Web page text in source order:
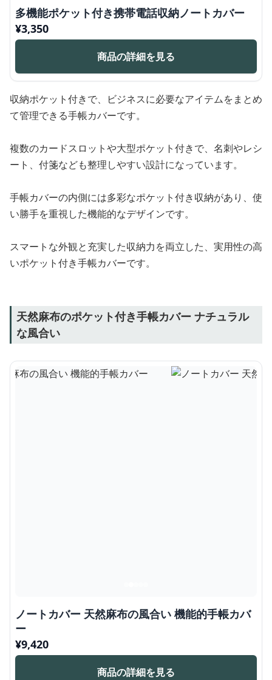
多機能ポケット付き携帯電話収納ノートカバー
¥3,350
商品の詳細を見る
収納ポケット付きで、ビジネスに必要なアイテムをまとめ
て管理できる手帳カバーです。
複数のカードスロットや大型ポケット付きで、名刺やレシ
ート、付箋なども整理しやすい設計になっています。
手帳カバーの内側には多彩なポケット付き収納があり、使
い勝手を重視した機能的なデザインです。
スマートな外観と充実した収納力を両立した、実用性の高
いポケット付き手帳カバーです。
天然麻布のポケット付き手帳カバー ナチュラル
な風合い
ノートカバー 天然麻布の風合い 機能的手帳カバ
ー
¥9,420
商品の詳細を見る